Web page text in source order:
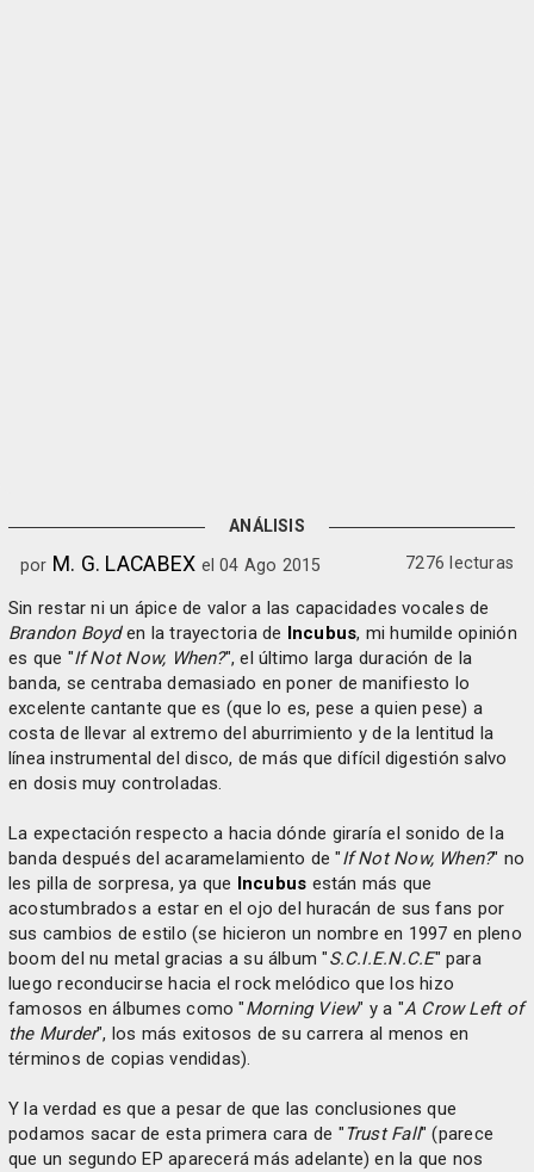
ANÁLISIS
por M. G. LACABEX el 04 Ago 2015 7276 lecturas
Sin restar ni un ápice de valor a las capacidades vocales de
Brandon Boyden la trayectoria de Incubus, mi humilde opinión
es que "If Not Now, When?", el último larga duración de la
banda, se centraba demasiado en poner de manifiesto lo
excelente cantante que es (que lo es, pese a quien pese) a
costa de llevar al extremo del aburrimiento y de la lentitud la
línea instrumental del disco, de más que difícil digestión salvo
en dosis muy controladas.
La expectación respecto a hacia dónde giraría el sonido de la
banda después del acaramelamiento de "If Not Now, When?" no
les pilla de sorpresa, ya que Incubus están más que
acostumbrados a estar en el ojo del huracán de sus fans por
sus cambios de estilo (se hicieron un nombre en 1997 en pleno
boom del nu metal gracias a su álbum "S.C.I.E.N.C.E" para
luego reconducirse hacia el rock melódico que los hizo
famosos en álbumes como "Morning View" y a "A Crow Left of
the Murder", los más exitosos de su carrera al menos en
términos de copias vendidas).
Y la verdad es que a pesar de que las conclusiones que
podamos sacar de esta primera cara de " Trust Fall" (parece
que un segundo EP aparecerá más adelante) en la que nos